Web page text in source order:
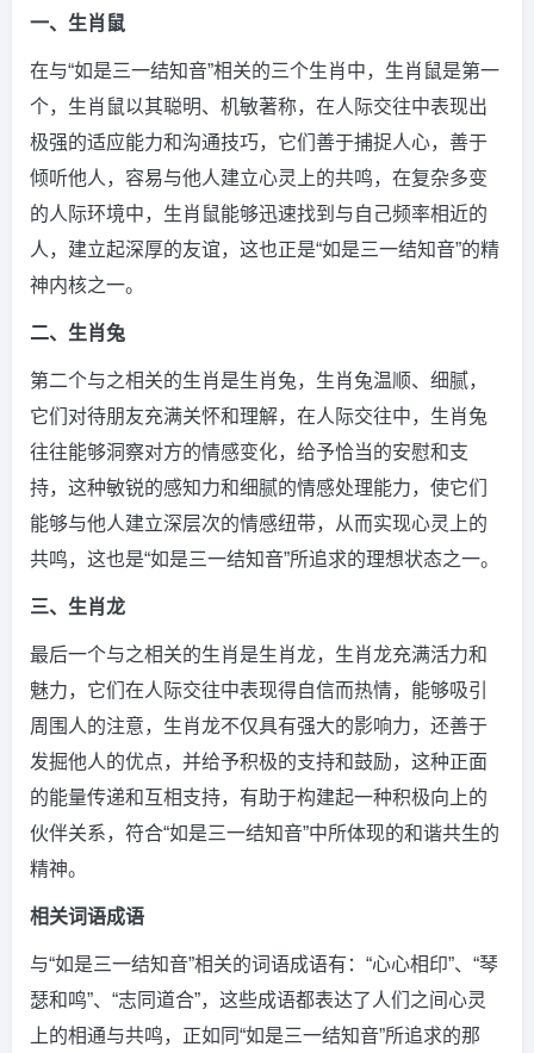
一、生肖鼠
在与“如是三一结知音”相关的三个生肖中，生肖鼠是第一
个，生肖鼠以其聪明、机敏著称，在人际交往中表现出
极强的适应能力和沟通技巧，它们善于捕捉人心，善于
倾听他人，容易与他人建立心灵上的共鸣，在复杂多变
的人际环境中，生肖鼠能够迅速找到与自己频率相近的
人，建立起深厚的友谊，这也正是“如是三一结知音”的精
神内核之一。
二、生肖兔
第二个与之相关的生肖是生肖兔，生肖兔温顺、细腻，
它们对待朋友充满关怀和理解，在人际交往中，生肖兔
往往能够洞察对方的情感变化，给予恰当的安慰和支
持，这种敏锐的感知力和细腻的情感处理能力，使它们
能够与他人建立深层次的情感纽带，从而实现心灵上的
共鸣，这也是“如是三一结知音”所追求的理想状态之一。
三、生肖龙
最后一个与之相关的生肖是生肖龙，生肖龙充满活力和
魅力，它们在人际交往中表现得自信而热情，能够吸引
周围人的注意，生肖龙不仅具有强大的影响力，还善于
发掘他人的优点，并给予积极的支持和鼓励，这种正面
的能量传递和互相支持，有助于构建起一种积极向上的
伙伴关系，符合“如是三一结知音”中所体现的和谐共生的
精神。
相关词语成语
与“如是三一结知音”相关的词语成语有：“心心相印”、“琴
瑟和鸣”、“志同道合”，这些成语都表达了人们之间心灵
上的相通与共鸣，正如同“如是三一结知音”所追求的那